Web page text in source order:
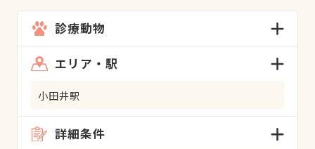
診療動物
エリア・駅
小田井駅
詳細条件